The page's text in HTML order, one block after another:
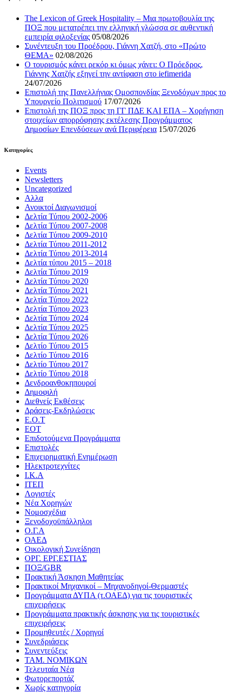
The Lexicon of Greek Hospitality – Μια πρωτοβουλία της
ΠΟΞ που μετατρέπει την ελληνική γλώσσα σε αυθεντική
εμπειρία φιλοξενίας 05/08/2026
Συνέντευξη του Προέδρου, Γιάννη Χατζή, στο «Πρώτο
ΘΕΜΑ» 02/08/2026
Ο τουρισμός κάνει ρεκόρ κι όμως χάνει: Ο Πρόεδρος,
Γιάννης Χατζής εξηγεί την αντίφαση στο iefimerida
24/07/2026
Επιστολή της Πανελλήνιας Ομοσπονδίας Ξενοδόχων προς το
Υπουργείο Πολιτισμού 17/07/2026
Επιστολή της ΠΟΞ προς τη ΓΓ ΠΔΕ ΚΑΙ ΕΠΑ – Χορήγηση
στοιχείων απορρόφησης εκτέλεσης Προγράμματος
Δημοσίων Επενδύσεων ανά Περιφέρεια 15/07/2026
Kατηγορίες
Events
Newsletters
Uncategorized
Αλλα
Ανοικτοί Διαγωνισμoί
Δελτία Τύπου 2002-2006
Δελτία Τύπου 2007-2008
Δελτία Τύπου 2009-2010
Δελτία Τύπου 2011-2012
Δελτία Τύπου 2013-2014
Δελτία τύπου 2015 – 2018
Δελτία Τύπου 2019
Δελτία Τύπου 2020
Δελτία Τύπου 2021
Δελτία Τύπου 2022
Δελτία Τύπου 2023
Δελτία Τύπου 2024
Δελτία Τύπου 2025
Δελτία Τύπου 2026
Δελτίο Τύπου 2015
Δελτίο Τύπου 2016
Δελτίο Τύπου 2017
Δελτίο Τύπου 2018
Δενδροανθοκηπουροί
Δημοφιλή
Διεθνείς Εκθέσεις
Δράσεις-Εκδηλώσεις
Ε.Ο.Τ
ΕΟΤ
Επιδοτούμενα Προγράμματα
Επιστολές
Επιχειρηματική Ενημέρωση
Ηλεκτροτεχνίτες
Ι.Κ.Α
ΙΤΕΠ
Λογιστές
Νέα Χορηγών
Νομοσχέδια
Ξενοδοχοϋπάλληλοι
Ο.Γ.Α
ΟΑΕΔ
Οικολογική Συνείδηση
ΟΡΓ. ΕΡΓ.ΕΣΤΙΑΣ
ΠΟΞ/GBR
Πρακτική Άσκηση Μαθητείας
Πρακτικοί Μηχανικοί – Μηχανοδηγοί-Θερμαστές
Προγράμματα ΔΥΠΑ (τ.ΟΑΕΔ) για τις τουριστικές
επιχειρήσεις
Προγράμματα πρακτικής άσκησης για τις τουριστικές
επιχειρήσεις
Προμηθευτές / Χορηγοί
Συνεδριάσεις
Συνεντεύξεις
ΤΑΜ. ΝΟΜΙΚΩΝ
Τελευταία Νέα
Φωτορεπορτάζ
Χωρίς κατηγορία